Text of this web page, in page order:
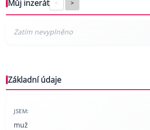
Můj inzerát < >
Základní údaje
JSEM:
muž